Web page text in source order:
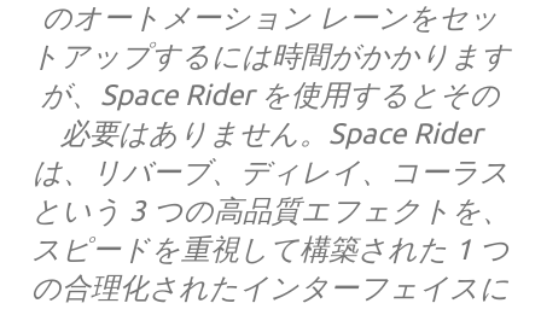
のオートメーション レーンをセッ
トアップするには時間がかかります
が、Space Rider を使用するとその
必要はありません。Space Rider
は、リバーブ、ディレイ、コーラス
という 3 つの高品質エフェクトを、
スピードを重視して構築された 1 つ
の合理化されたインターフェイスに